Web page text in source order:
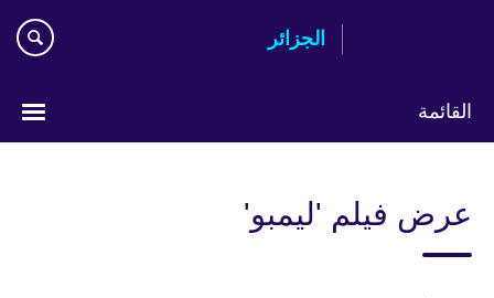
الجزائر
القائمة
language
عرض فيلم 'ليمبو'